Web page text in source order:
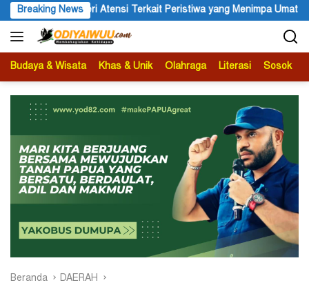
Langsung
ke
konten
Breaking News
Umat Katolik Stasi Wuloni Jelang Festival Etnik
Budaya & Wisata Khas & Unik Olahraga Literasi Sosok
Beranda DAERAH